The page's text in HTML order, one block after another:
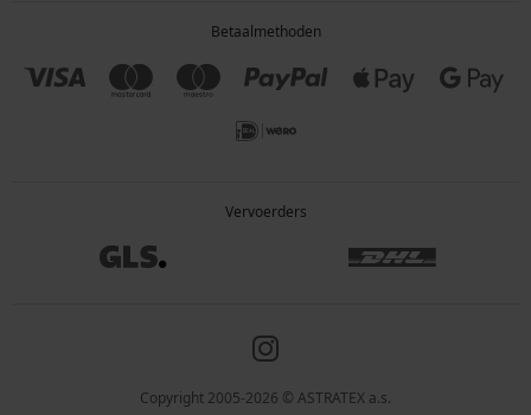
Betaalmethoden
Vervoerders
Copyright 2005-2026 © ASTRATEX a.s.